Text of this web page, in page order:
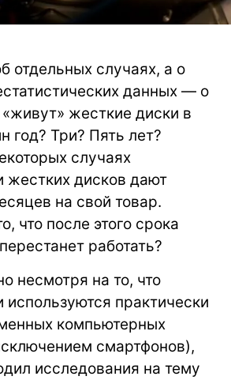
отдельных случаях, а о
данных — о
жесткие диски в
год? Три? Пять лет?
случаях
жестких дисков дают
на свой товар.
что после этого срока
работать?
несмотря на то, что
используются практически
компьютерных
смартфонов),
исследования на тему